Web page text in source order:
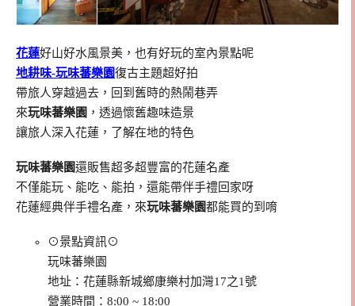
花蓮好山好水風景美，也有好玩的室內景點呢
地耕味-玩味蕃樂園復古主題超好拍
帶旅人穿越過去，回到舊時的熱鬧巷弄
來玩味蕃樂園 ，透過懷舊趣味造景
讓旅人深入花蓮，了解在地的特色
玩味蕃樂園還販售超多超豐富的花蓮名產
不僅能玩、能吃、能拍，還能帶伴手禮回家呀
花蓮經典伴手禮名產，來玩味蕃樂園都能買的到唷
⊙景點資訊⊙
玩味蕃樂園
地址：花蓮縣新城鄉康樂村加灣17之1號
營業時間：8:00 ~ 18:00